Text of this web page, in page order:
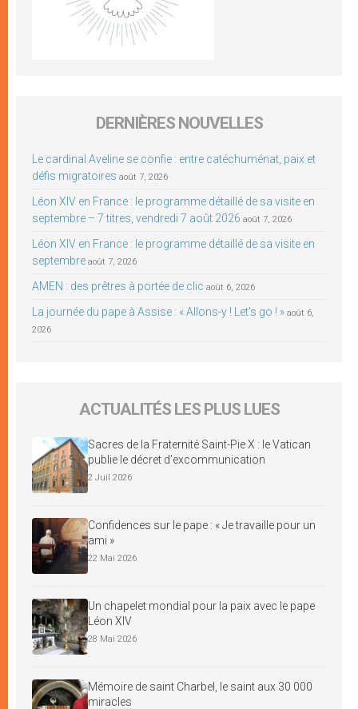
DERNIÈRES NOUVELLES
Le cardinal Aveline se confie : entre catéchuménat, paix et
défis migratoires août 7, 2026
Léon XIV en France : le programme détaillé de sa visite en
septembre – 7 titres, vendredi 7 août 2026 août 7, 2026
Léon XIV en France : le programme détaillé de sa visite en
septembre août 7, 2026
AMEN : des prêtres à portée de clic août 6, 2026
La journée du pape à Assise : « Allons-y ! Let’s go ! » août 6,
2026
ACTUALITÉS LES PLUS LUES
Sacres de la Fraternité Saint-Pie X : le Vatican
publie le décret d’excommunication
2 Juil 2026
Confidences sur le pape : « Je travaille pour un
ami »
22 Mai 2026
Un chapelet mondial pour la paix avec le pape
Léon XIV
28 Mai 2026
Mémoire de saint Charbel, le saint aux 30 000
miracles